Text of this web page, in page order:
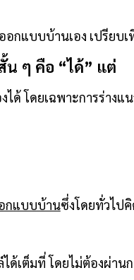
กแบบบ้านเอง เปรียบ
น ๆ คือ “ได้” แต่
ด้ โดยเฉพาะการร่า
กแบบบ้านซึ่งโดยทั่วไป
เต็มที่ โดยไม่ต้องผ่าน